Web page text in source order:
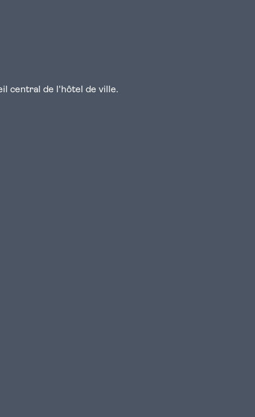
central de l'hôtel de ville.